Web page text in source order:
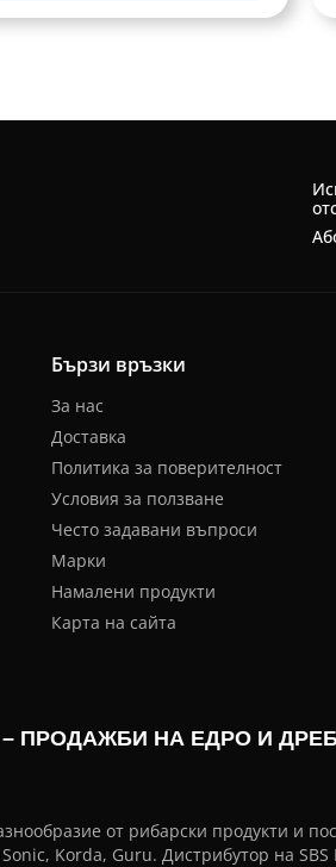
Бързи връзки
За нас
Доставка
Политика за поверителност
Условия за ползване
Често задавани въпроси
Марки
Намалени продукти
Карта на сайта
– ПРОДАЖБИ НА ЕДРО И
от рибарски продукти и
Sonic, Korda, Guru. Дистрибутор на